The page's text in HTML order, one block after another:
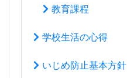
教育課程
学校生活の心得
いじめ防止基本方針